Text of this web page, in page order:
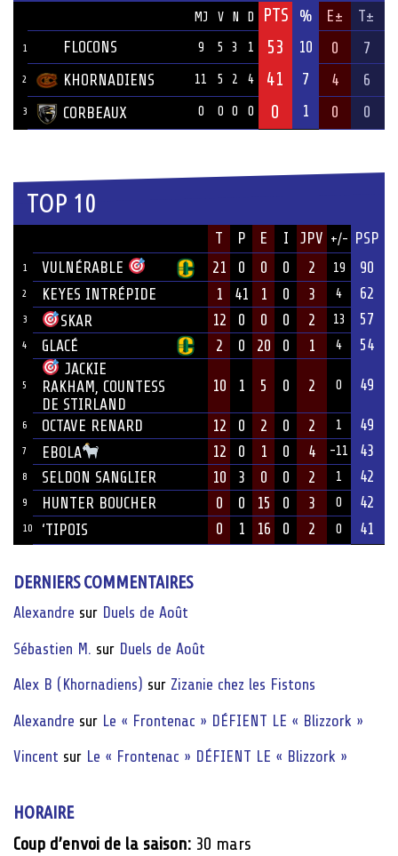
MJ V N D PTS % E± T±
1 FLOCONS 9 5 3 1 53 10 0 7
2 KHORNADIENS 11 5 2 4 41 7 4 6
3 CORBEAUX 0 0 0 0 0 1 0 0
TOP 10
T P E I JPV +/- PSP
1 VULNÉRABLE 21 0 0 0 2 19 90
2 KEYES INTRÉPIDE 1 41 1 0 3 4 62
3 SKAR 12 0 0 0 2 13 57
4 GLACÉ 2 0 20 0 1 4 54
5
JACKIE
RAKHAM, COUNTESS
DE STIRLAND
10 1 5 0 2 0 49
6 OCTAVE RENARD 12 0 2 0 2 1 49
7 EBOLA 12 0 1 0 4 -11 43
8 SELDON SANGLIER 10 3 0 0 2 1 42
9 HUNTER BOUCHER 0 0 15 0 3 0 42
10 ‘TIPOIS 0 1 16 0 2 0 41
DERNIERS COMMENTAIRES
Alexandre sur Duels de Août
Sébastien M. sur Duels de Août
Alex B (Khornadiens) sur Zizanie chez les Fistons
Alexandre sur Le « Frontenac » DÉFIENT LE « Blizzork »
Vincent sur Le « Frontenac » DÉFIENT LE « Blizzork »
HORAIRE
Coup d’envoi de la saison: 30 mars